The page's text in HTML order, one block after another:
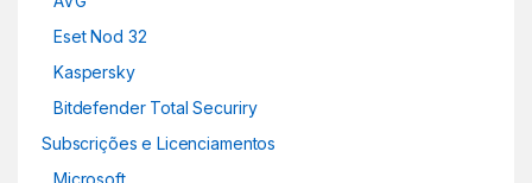
Eset Nod 32
Kaspersky
Bitdefender Total Securiry
Subscrições e Licenciamentos